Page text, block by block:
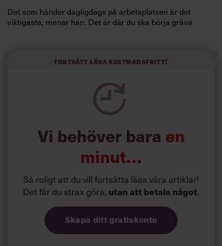
Det som händer dagligdags på arbetsplatsen är det
viktigaste, menar han. Det är där du ska börja gräva
och höjt arbetsglädjen på Google:
Fortsätt läsa kostnadsfritt!
Vi behöver bara en
minut…
Så roligt att du vill fortsätta läsa våra artiklar!
Det får du strax göra, utan att betala något.
Skapa ditt gratiskonto